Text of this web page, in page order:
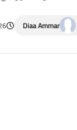
Diaa Ammar
26